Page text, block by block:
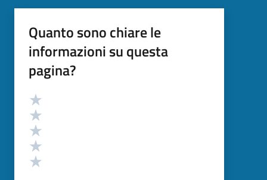
Quanto sono chiare le
informazioni su questa
pagina?
Valutazione